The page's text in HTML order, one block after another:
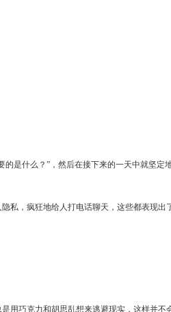
是什么？”，然后在接下来的一天中就坚定
，疯狂地给人打电话聊天，这些都表现
巧克力和胡思乱想来逃避现实，这样并